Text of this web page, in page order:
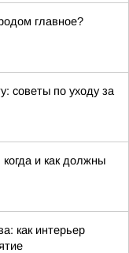
главное?
советы по уходу за
когда и как должны
как интерьер